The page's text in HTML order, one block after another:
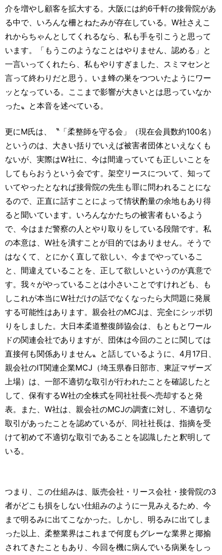
介を増やし顧客を拡大する。大阪には約6千軒の接骨院があ
る中で、いろんな柵とねたみが存在している。W社さえこ
れからちゃんとしてくれるなら、私も手を引こうと思って
います。「もうこのようなことはやりません、認める」と
一言いってくれたら、私もやりすぎました、スミマセンと
言って終わりだと思う。いま蜂の巣をつついたようにワー
ッとなっている。ここまで影響が大きいとは思っていなか
った〟と本音を述べている。
更にM氏は、〝「柔整師を守る会」（現在会員数約100名）
というのは、大きい括りでいえば被害者団体といえなくも
ないが、実際はW社に、今は間違っていても正しいことを
してもらおうという会です。架空リースについて、知って
いてやったとなれば接骨院の先生も罪に問われることにな
るので、正直に話すことによって情状酌量の余地もあり得
ると聞いています。いろんなかたちの被害者もいるよう
で、今はまだ警察の人とやり取りをしている段階です。私
の本意は、W社を潰すことが目的ではありません。そうで
はなくて、とにかく直して欲しい、今までやっているこ
と、間違えていることを、正して欲しいというのが真意で
す。我々がやっていることは小さいことですけれども、も
しこれが本当にW社だけの話でなくなったら大問題に発展
する可能性はあります。親会社のMCJは、完全にシッポ切
りをしました。大日本柔道整復師協会は、もともとワール
ドの関連会社でありますが、団体は今回のことに関しては
直接何も関係ありません〟と話しているように、4月17日、
親会社のIT関連企業MCJ（埼玉県春日部市、東証マザーズ
上場）は、一部不適切な取引が行われたことを確認したと
して、保有するW社の全株式を同社社長へ売却すると発
表。また、W社は、親会社のMCJの調査に対し、不適切な
取引があったことを認めているが、同社社長は、指摘を受
けて初めて不適切な取引であることを認識したと釈明して
いる。
つまり、この仕組みは、販売会社・リース会社・接骨院の3
者がどこも損をしない仕組みのように一見みえるため、今
まで明るみに出てこなかった。しかし、明るみに出てしま
った以上、柔整業界はこれまで何度もグレーな業界と揶揄
されてきたこともあり、今回を機に病んでいる病巣をしっ